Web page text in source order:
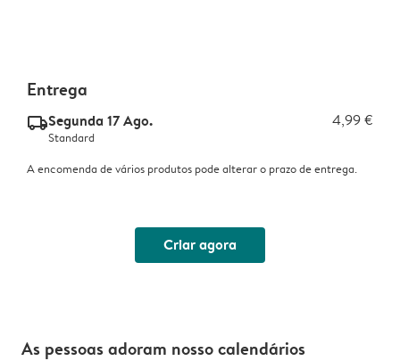
Entrega
delivery_standard_v2Segunda 17 Ago. 4,99 €
Standard
A encomenda de vários produtos pode alterar o prazo de entrega.
Criar agora
As pessoas adoram nosso calendários